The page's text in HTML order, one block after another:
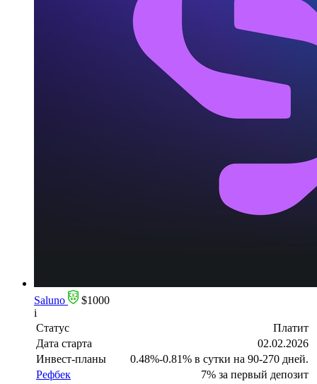
Saluno
$1000
i
Статус
Платит
Дата старта
02.02.2026
Инвест-планы
0.48%-0.81% в сутки на 90-270 дней.
Рефбек
7% за первый депозит